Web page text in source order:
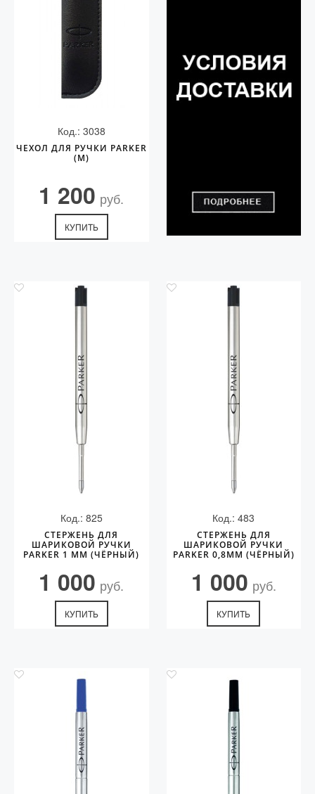
Код.: 3038
ЧЕХОЛ ДЛЯ РУЧКИ PARKER
(M)
1 200 руб.
КУПИТЬ
Код.: 825
СТЕРЖЕНЬ ДЛЯ
ШАРИКОВОЙ РУЧКИ
PARKER 1 ММ (ЧЁРНЫЙ)
1 000 руб.
КУПИТЬ
Код.: 483
СТЕРЖЕНЬ ДЛЯ
ШАРИКОВОЙ РУЧКИ
PARKER 0,8ММ (ЧЁРНЫЙ)
1 000 руб.
КУПИТЬ